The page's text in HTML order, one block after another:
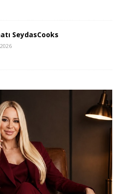
SeydasCooks